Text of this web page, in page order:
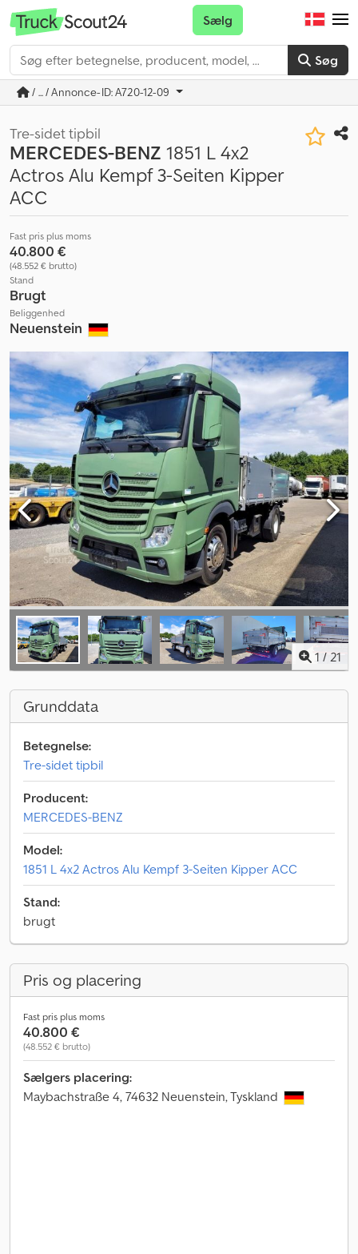
Søg
Sælg
/ ... / Annonce-ID: A720-12-09
Tre-sidet tipbil
MERCEDES-BENZ 1851 L 4x2
Actros Alu Kempf 3-Seiten Kipper
ACC
Fast pris plus moms
40.800 €
(48.552 € brutto)
Stand
Brugt
Beliggenhed
Neuenstein
1 / 21
Grunddata
Betegnelse:
Tre-sidet tipbil
Producent:
MERCEDES-BENZ
Model:
1851 L 4x2 Actros Alu Kempf 3-Seiten Kipper ACC
Stand:
brugt
Pris og placering
Fast pris plus moms
40.800 €
(48.552 € brutto)
Sælgers placering:
Maybachstraße 4, 74632 Neuenstein, Tyskland